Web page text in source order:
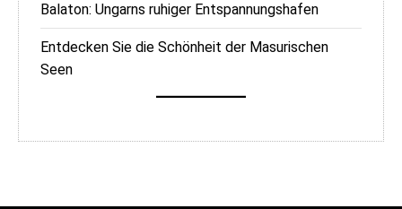
Balaton: Ungarns ruhiger Entspannungshafen
Entdecken Sie die Schönheit der Masurischen
Seen